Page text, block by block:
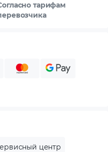
тарифам
центр